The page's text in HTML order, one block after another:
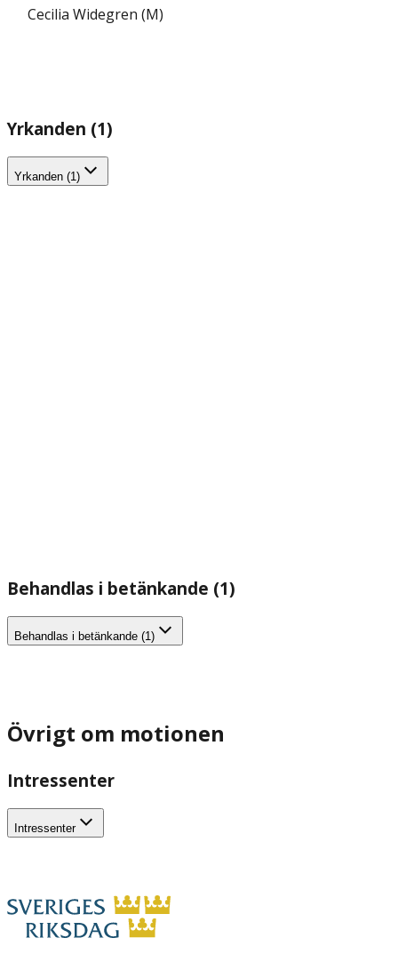
Cecilia Widegren (M)
Yrkanden (1)
Yrkanden (1)
Behandlas i betänkande (1)
Behandlas i betänkande (1)
Övrigt om motionen
Intressenter
Intressenter